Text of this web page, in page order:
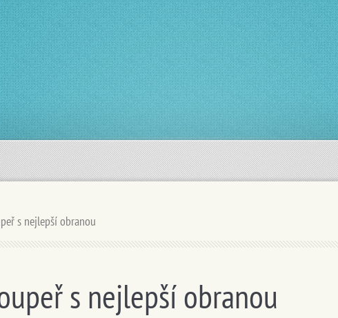
s nejlepší obranou
s nejlepší obranou